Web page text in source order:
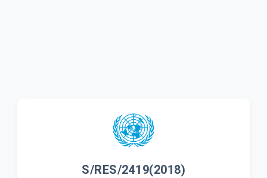
S/RES/2419(2018)